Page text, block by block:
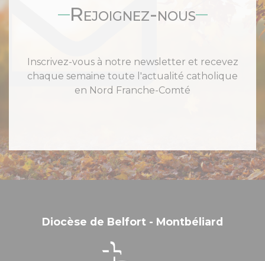
Rejoignez-nous
Inscrivez-vous à notre newsletter et recevez
chaque semaine toute l'actualité catholique
en Nord Franche-Comté
Diocèse de Belfort - Montbéliard